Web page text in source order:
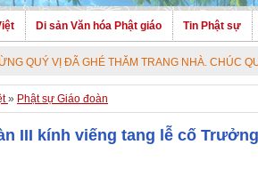
Di sản Văn hóa Phật giáo Tin Phật sự
THĂM TRANG NHÀ. CHÚC QUÝ VỊ AN VUI VỚI
» Phật sự Giáo đoàn
III kính viếng tang lễ cố